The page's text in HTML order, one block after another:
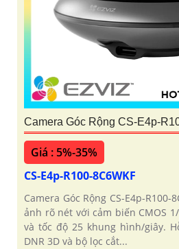
Camera Góc Rộng CS-E4p-
Giá : 5%-35%
CS-E4p-R100-8C6WKF
Camera Góc Rộng CS-E4p-
ảnh rõ nét với cảm biến CMOS
và tốc độ 25 khung hình/giây.
DNR 3D và bộ lọc cắt...